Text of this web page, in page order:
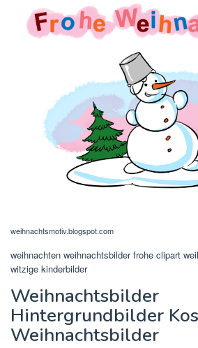
weihnachtsmotiv.blogspot.com
weihnachten weihnachtsbilder frohe clipart
witzige kinderbilder
Weihnachtsbilder
Hintergrundbilder
Weihnachtsbilder